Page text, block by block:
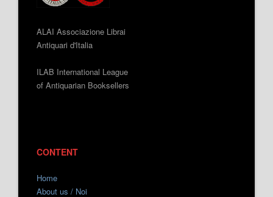
ALAI Associazione Librai
Antiquari d'Italia
ILAB International League
of Antiquarian Booksellers
CONTENT
Home
About us / Noi